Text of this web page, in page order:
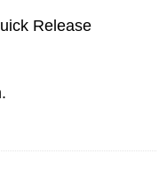
Release